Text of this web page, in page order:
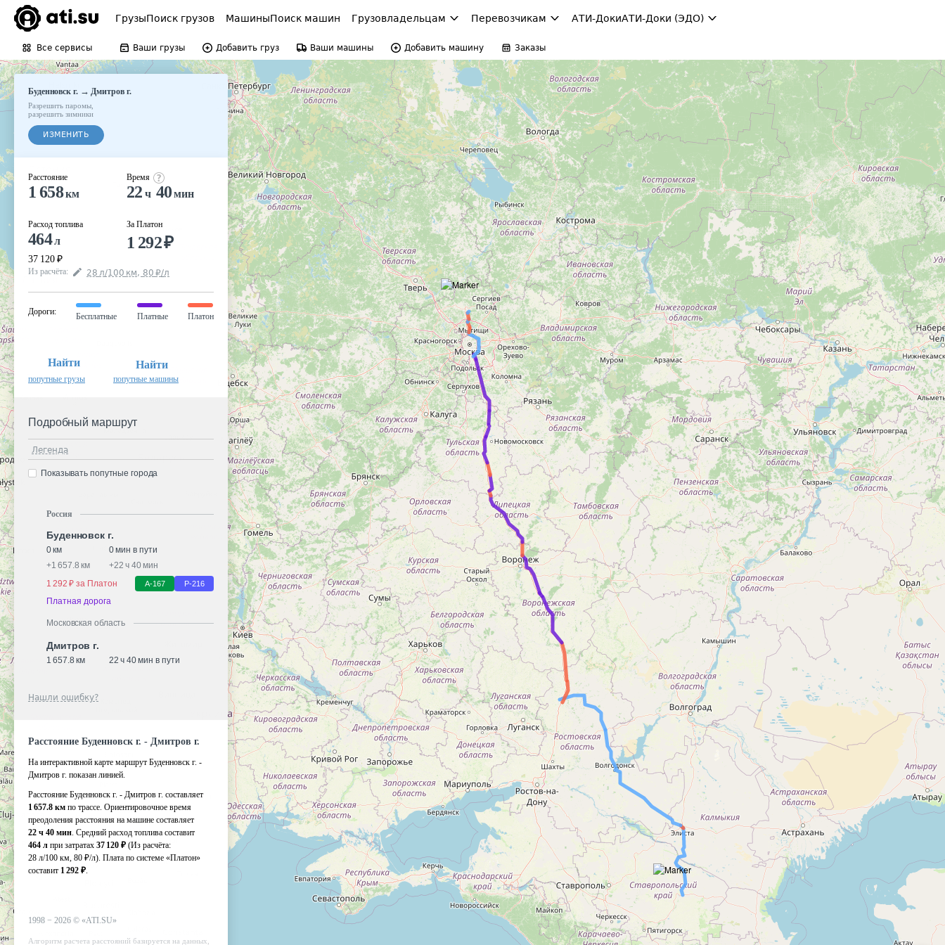
ГрузыПоиск грузов МашиныПоиск машин Грузовладельцам Перевозчикам АТИ-ДокиАТИ-Доки (ЭДО)
Все сервисы Ваши грузы Добавить груз Ваши машины Добавить машину Заказы
Буденновск г.→Дмитров г.
Разрешить паромы
разрешить зимники
ИЗМЕНИТЬ
Расстояние
1 658км
Расход топлива
464л
37 120 ₽
Время
22 ч 40 мин
За Платон
1 292₽
Из расчёта: 28 л/100 км, 80 ₽/л
Дороги:
Бесплатные Платные Платон
Найти
попутные грузы
Найти
попутные машины
Подробный маршрут
Легенда
Показывать попутные города
Россия
Буденновск г.
0 км
0 мин в пути
+1 657.8 км +22 ч 40 мин
1 292 ₽ за Платон
А-167 Р-216
Платная дорога
Московская область
Дмитров г.
1 657.8 км 22 ч 40 мин в пути
Нашли ошибку?
Расстояние Буденновск г. - Дмитров г.
На интерактивной карте маршрут Буденновск г. -
Дмитров г. показан линией.
Расстояние Буденновск г. - Дмитров г. составляет
1 657.8 км по трассе. Ориентировочное время
преодоления расстояния на машине составляет
22 ч 40 мин. Средний расход топлива составит
464 л при затратах 37 120 ₽ (Из расчёта:
28 л/100 км, 80 ₽/л). Плата по системе «Платон»
составит 1 292 ₽.
1998 − 2026 © «ATI.SU»
Алгоритм расчета расстояний базируется на данных,